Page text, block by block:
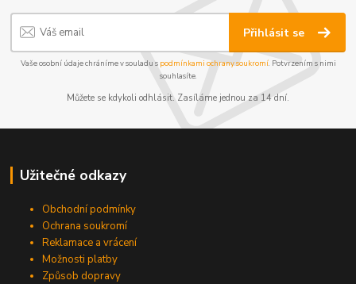
Přihlásit se
Vaše osobní údaje chráníme v souladu s podmínkami ochrany soukromí. Potvrzením s nimi
souhlasíte.
Můžete se kdykoli odhlásit. Zasíláme jednou za 14 dní.
Užitečné odkazy
Obchodní podmínky
Ochrana soukromí
Reklamace a vrácení
Možnosti platby
Způsob dopravy